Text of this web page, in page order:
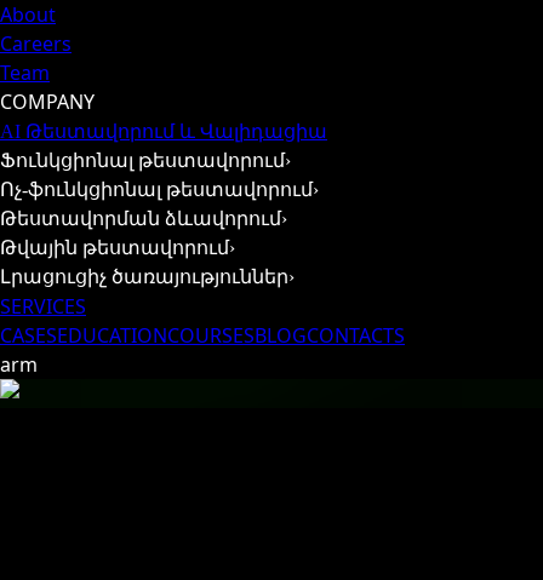
About
Careers
Team
COMPANY
AI Թեստավորում և Վալիդացիա
Ֆունկցիոնալ թեստավորում›
Ոչ-ֆունկցիոնալ թեստավորում›
Թեստավորման ձևավորում›
Թվային թեստավորում›
Լրացուցիչ ծառայություններ›
SERVICES
CASESEDUCATIONCOURSESBLOGCONTACTS
arm